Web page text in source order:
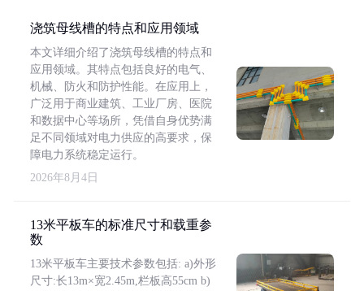
浇筑母线槽的特点和应用领域
本文详细介绍了浇筑母线槽的特点和
应用领域。其特点包括良好的电气、
机械、防火和防护性能。在应用上，
广泛用于商业建筑、工业厂房、医院
和数据中心等场所，凭借自身优势满
足不同领域对电力供应的高要求，保
障电力系统稳定运行。
2026年8月4日
13米平板车的标准尺寸和载重参
数
13米平板车主要技术参数包括: a)外形
尺寸:长13m×宽2.45m,栏板高55cm b)